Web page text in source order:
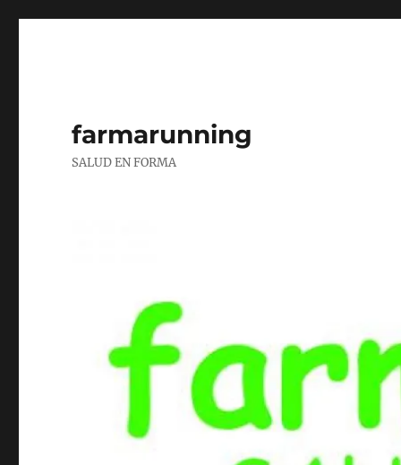
farmarunning
SALUD EN FORMA